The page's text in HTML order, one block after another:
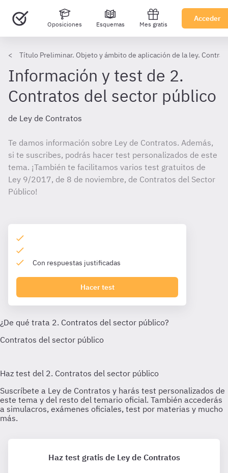
Oposiciones Esquemas Mes gratis
Acceder
Título Preliminar. Objeto y ámbito de aplicación de la ley.
Información y test de 2.
Contratos del sector público
de Ley de Contratos
Te damos información sobre Ley de Contratos. Además,
si te suscribes, podrás hacer test personalizados de este
tema. ¡También te facilitamos varios test gratuitos de
Ley 9/2017, de 8 de noviembre, de Contratos del Sector
Público!
Con respuestas justificadas
Hacer test
Haz test gratis de Ley de Contratos